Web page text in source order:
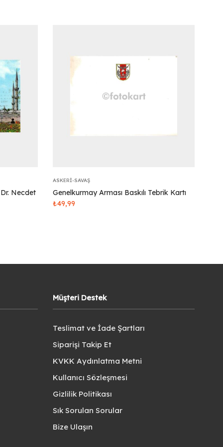
Necdet
ASKERI-SAVAŞ
Genelkurmay Arması Baskılı Tebrik Kartı
₺49,99
Müşteri Destek
Teslimat ve İade Şartları
Siparişi Takip Et
KVKK Aydınlatma Metni
Kullanıcı Sözleşmesi
Gizlilik Politikası
Sık Sorulan Sorular
Bize Ulaşın